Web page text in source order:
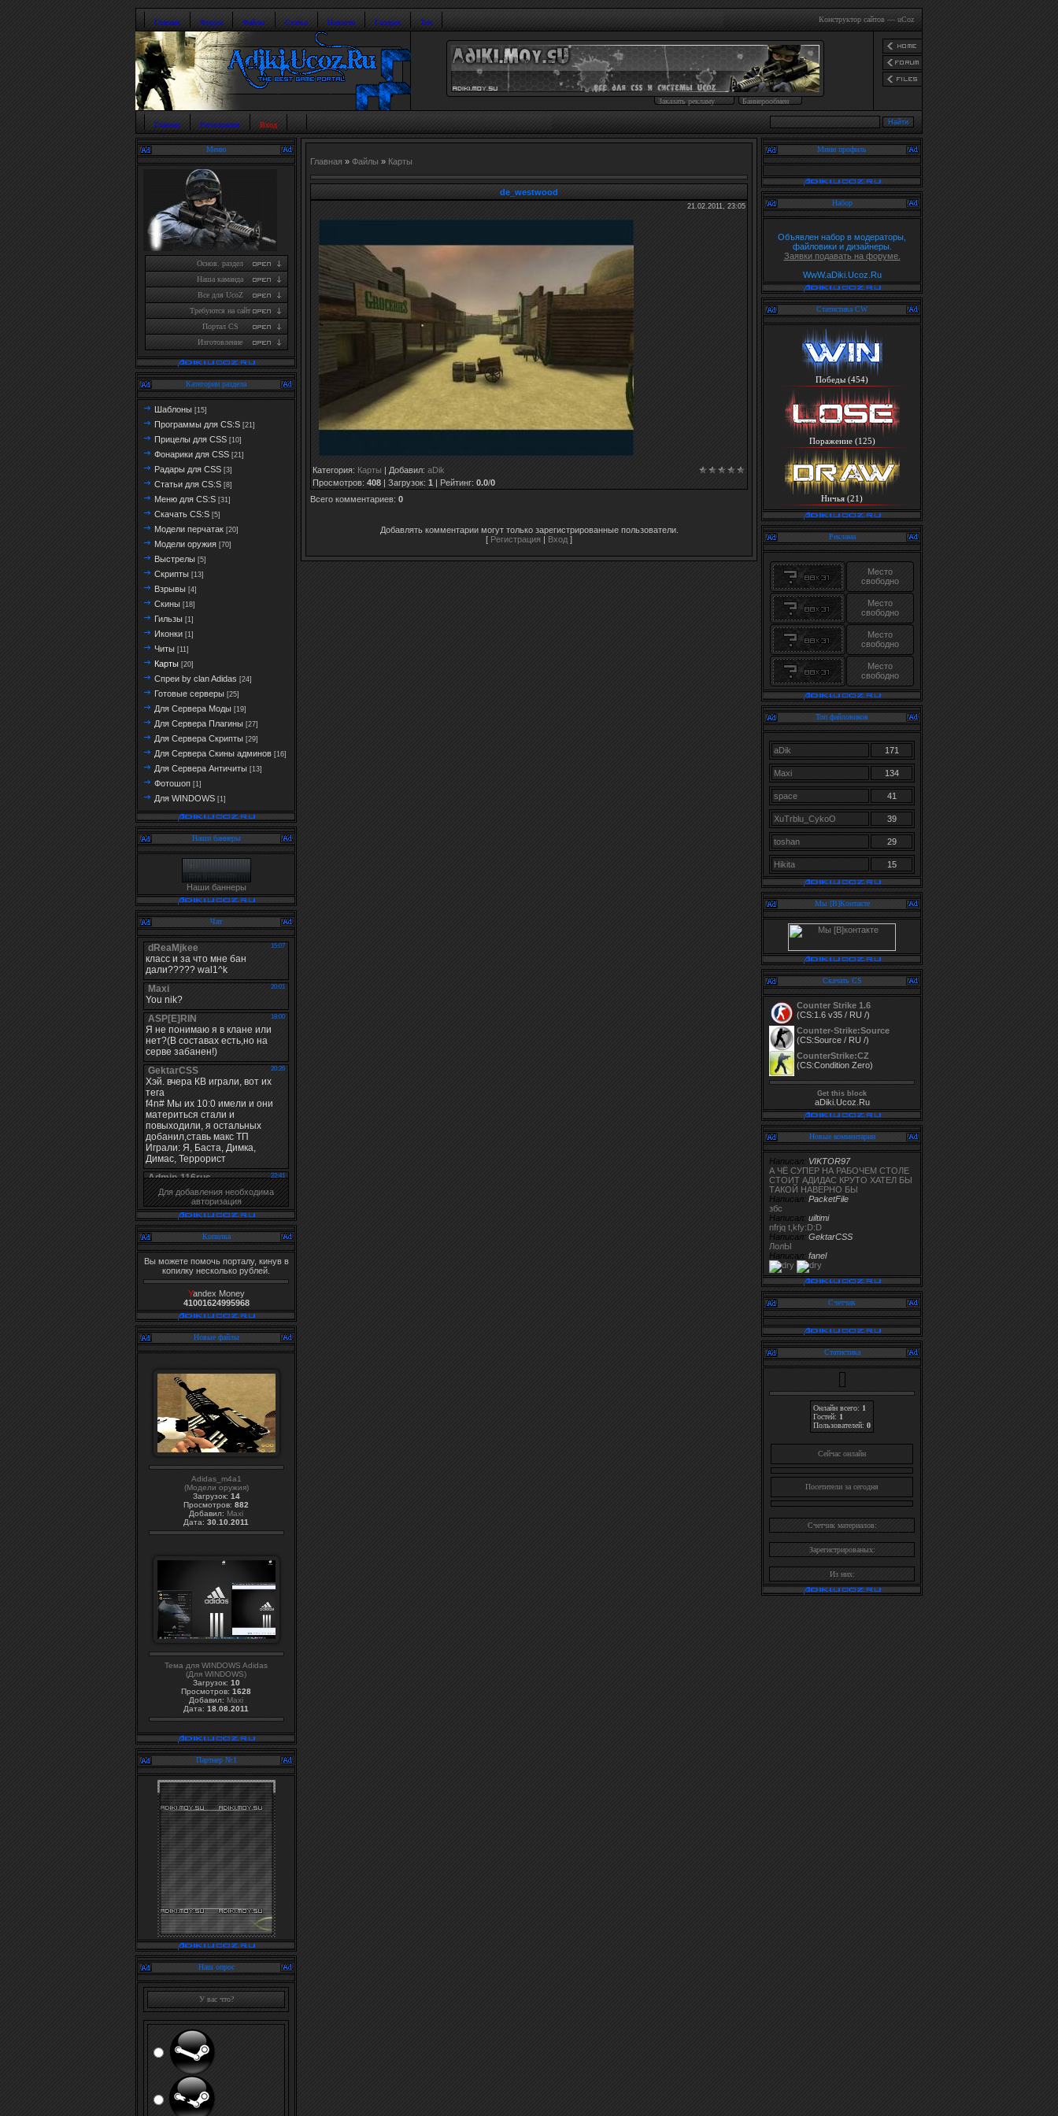
Главная Форум Файлы Статьи Новости Галерея Топ Конструктор сайтов — uCoz
Баннерообмен
Заказать рекламу
Главная Регистрация Вход
Меню
Основ. раздел
Наша каманда
Все для UcoZ
Требуются на сайт
Портал CS
Изготовление
Категории раздела
Шаблоны [15]
Программы для CS:S [21]
Прицелы для CSS [10]
Фонарики для CSS [21]
Радары для CSS [3]
Статьи для CS:S [8]
Меню для CS:S [31]
Скачать CS:S [5]
Модели перчатак [20]
Модели оружия [70]
Выстрелы [5]
Скрипты [13]
Взрывы [4]
Скины [18]
Гильзы [1]
Иконки [1]
Читы [11]
Карты [20]
Спреи by clan Adidas [24]
Готовые серверы [25]
Для Сервера Моды [19]
Для Сервера Плагины [27]
Для Сервера Скрипты [29]
Для Сервера Скины админов [16]
Для Сервера Античиты [13]
Фотошоп [1]
Для WINDOWS [1]
Наши баннеры
Наши баннеры
Чат
Для добавления необходима
авторизация
Копилка
Вы можете помочь порталу, кинув в
копилку несколько рублей.
Yandex Money
41001624995968
Новые файлы
Adidas_m4a1
(Модели оружия)
Загрузок: 14
Просмотров: 882
Добавил: Maxi
Дата: 30.10.2011
Тема для WINDOWS Adidas
(Для WINDOWS)
Загрузок: 10
Просмотров: 1628
Добавил: Maxi
Дата: 18.08.2011
Партнер №1
Наш опрос
У вас что?
Главная » Файлы » Карты
de_westwood
21.02.2011, 23:05
Категория: Карты | Добавил: aDik
Просмотров: 408 | Загрузок: 1 | Рейтинг: 0.0/0
Всего комментариев: 0
Добавлять комментарии могут только зарегистрированные пользователи.
[ Регистрация | Вход ]
Мини профиль
Набор
Объявлен набор в модераторы,
файловики и дизайнеры.
Заявки подавать на форуме.
WwW.aDiki.Ucoz.Ru
Статистика CW
Победы (454)
Поражение (125)
Ничья (21)
Реклама
Место
свободно
Место
свободно
Место
свободно
Место
свободно
Топ файловиков
aDik 171
Maxi 134
space 41
XuTrblu_CykoO 39
toshan 29
Hikita 15
Мы [В]Контакте
Скачать CS
Counter Strike 1.6
(CS:1.6 v35 / RU /)
Counter-Strike:Source
(CS:Source / RU /)
CounterStrike:CZ
(CS:Condition Zero)
Get this block
aDiki.Ucoz.Ru
Новые комментарии
Написал: VIKTOR97
А ЧЁ СУПЕР НА РАБОЧЕМ СТОЛЕ
СТОИТ АДИДАС КРУТО ХАТЕЛ БЫ
ТАКОЙ НАВЕРНО БЫ
Написал: PacketFile
збс
Написал: uiltimi
nfrjq t,kfy:D:D
Написал: GektarCSS
ЛолЫ
Написал: fanel
Счетчик
Статистика
Онлайн всего: 1
Гостей: 1
Пользователей: 0
Cейчас онлайн
Посетители за сегодня
Счетчик материалов:
Зарегистрированых:
Из них: